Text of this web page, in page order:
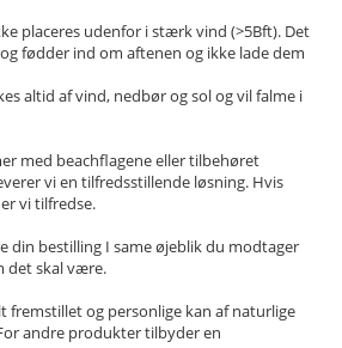
placeres udenfor i stærk vind (>5Bft). Det
fødder ind om aftenen og ikke lade dem
altid af vind, nedbør og sol og vil falme i
med beachflagene eller tilbehøret
vi en tilfredsstillende løsning. Hvis
vi tilfredse.
din bestilling I same øjeblik du modtager
det skal være.
fremstillet og personlige kan af naturlige
andre produkter tilbyder en